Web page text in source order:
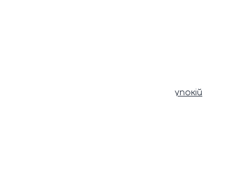
Записки за здоров’я та за упокій